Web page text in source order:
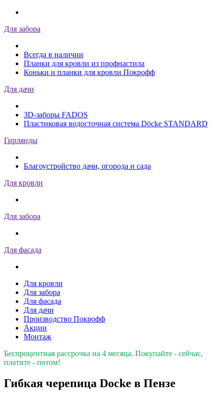
Для забора
Всегда в наличии
Планки для кровли из профнастила
Коньки и планки для кровли Покрофф
Для дачи
3D-заборы FADOS
Пластиковая водосточная система Döcke STANDARD
Гирлянды
Благоустройство дачи, огорода и сада
Для кровли
Для забора
Для фасада
Для кровли
Для забора
Для фасада
Для дачи
Производство Покрофф
Акции
Монтаж
Беспроцентная рассрочка на 4 месяца. Покупайте - сейчас,
платите - потом!
Гибкая черепица Docke в Пензе